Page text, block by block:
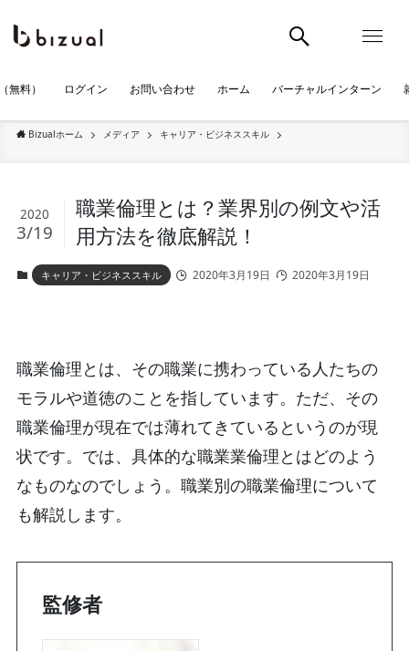
無料） ログイン お問い合わせ ホーム バーチャルインターン
Bizualホーム メディア キャリア・ビジネススキル
職業倫理とは？業界別の例文や活
用方法を徹底解説！
2020
3/19
キャリア・ビジネススキル 2020年3月19日 2020年3月19日
職業倫理とは、その職業に携わっている人たちの
モラルや道徳のことを指しています。ただ、その
職業倫理が現在では薄れてきているというのが現
状です。では、具体的な職業業倫理とはどのよう
なものなのでしょう。職業別の職業倫理について
も解説します。
監修者